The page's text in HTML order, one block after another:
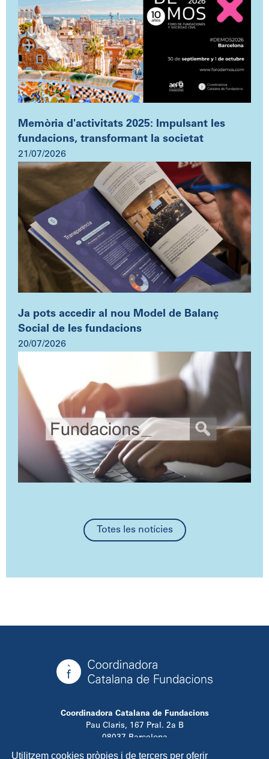
Utilitzem cookies pròpies i de tercers per oferir
Memòria d'activitats 2025: Impulsant les
fundacions, transformant la societat
21/07/2026
Ja pots accedir al nou Model de Balanç
Social de les fundacions
20/07/2026
Totes les notícies
Coordinadora Catalana de Fundacions
Pau Claris, 167 Pral. 2a B
08037 Barcelona
T. 934 881 480